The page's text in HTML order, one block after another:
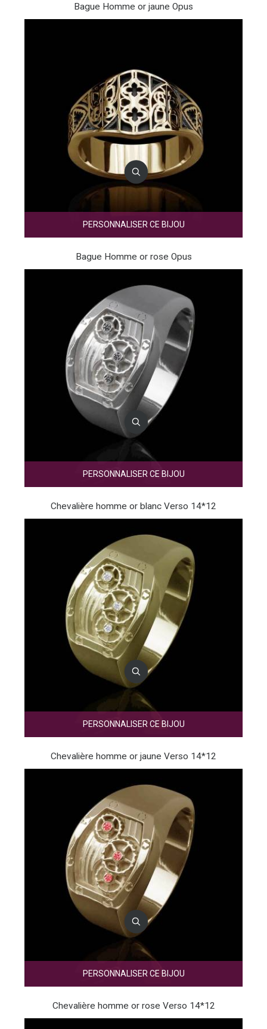
Bague Homme or jaune Opus
PERSONNALISER CE BIJOU
Bague Homme or rose Opus
PERSONNALISER CE BIJOU
Chevalière homme or blanc Verso 14*12
PERSONNALISER CE BIJOU
Chevalière homme or jaune Verso 14*12
PERSONNALISER CE BIJOU
Chevalière homme or rose Verso 14*12